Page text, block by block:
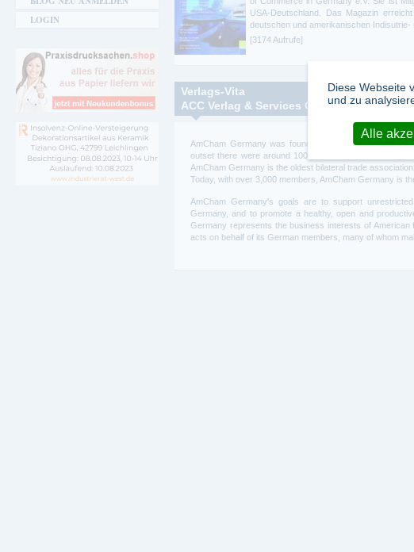
USA-Deutschland. Das Magazin
deutschen und amerikanischen Indisutrie-
[3174 Aufrufe]
Verlags-Vita
ACC Verlag & Services GmbH
AmCham Germany was founded in Berlin on 30
outset there were around 100 members, of which
AmCham Germany is the oldest bilateral trade
Today, with over 3,000 members, AmCham Germany is
AmCham Germany's goals are to support
Germany, and to promote a healthy, open and
Germany represents the business interests of
acts on behalf of its German members, many of whom
LOGIN
Diese Webseite
und zu
Alle